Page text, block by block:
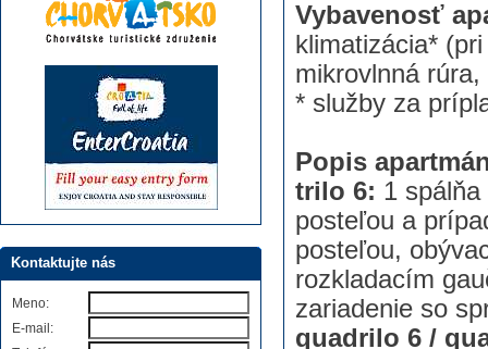
Vybavenosť
klimatizácia*
mikrovlnná
* služby za
Popis
trilo 6: 1
posteľou a
posteľou,
rozkladacím
zariadenie so
quadrilo 6 /
Kontaktujte nás
Meno:
E-mail: